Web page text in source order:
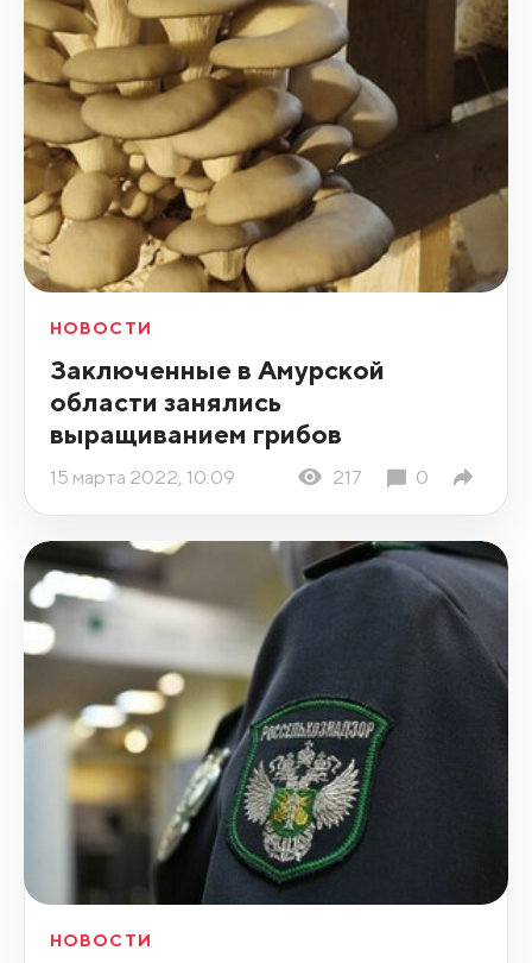
НОВОСТИ
Заключенные в Амурской
области занялись
выращиванием грибов
15 марта 2022, 10:09 217 0
НОВОСТИ